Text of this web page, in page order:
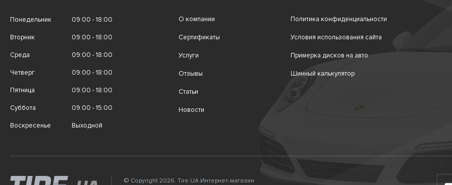
Понедельник 09:00 - 18:00
Вторник 09:00 - 18:00
Среда 09:00 - 18:00
Четверг 09:00 - 18:00
Пятница 09:00 - 18:00
Суббота 09:00 - 15:00
Воскресенье Выходной
О компании
Сертификаты
Услуги
Отзывы
Статьи
Новости
Политика конфиденциальности
Условия использования сайта
Примерка дисков на авто
Шинный калькулятор
© Copyright 2026. Tire.UA Интернет-магазин